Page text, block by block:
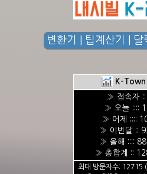
K-Town
» 접속자
» 오늘 ::::
» 어제 ::::
» 이번달 ::
» 올해 ::::
» 총합계 ::
최대 방문자수: